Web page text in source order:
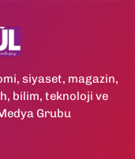
siyaset, magazin,
bilim, teknoloji ve
Grubu